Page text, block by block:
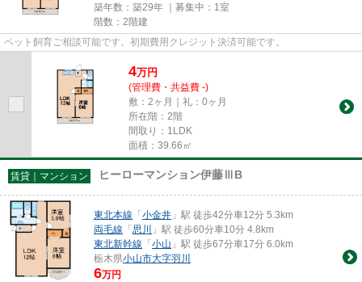
築年数：築29年 ｜募集中： 1室
階数：2階建
ペット飼育ご相談可能です。初期費用クレジット決済可能です。
4万円
(管理費・共益費 -)
敷：2ヶ月｜礼：0ヶ月
所在階：2階
間取り：1LDK
面積：39.66㎡
賃貸｜マンション ヒーローマンション伊藤ⅢB
東北本線 「小金井 」駅 徒歩42分車12分 5.3km
両毛線 「思川
」駅 徒歩60分車10分 4.8km
東北新幹線 「小山 」駅 徒歩67分車17分 6.0km
栃木県小山市大字羽川
6万円